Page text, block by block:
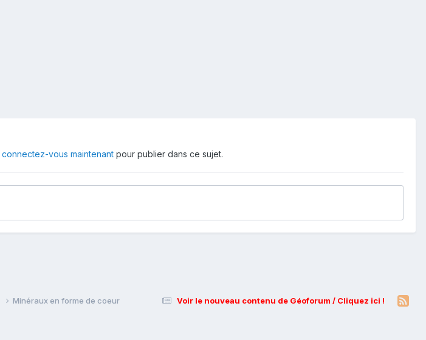
connectez-vous maintenant pour publier dans ce sujet.
Voir le nouveau contenu de Géoforum / Cliquez ici !
Minéraux en forme de coeur